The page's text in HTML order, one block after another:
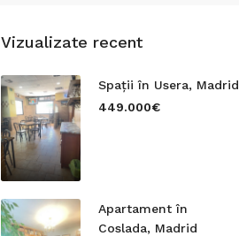
Vizualizate recent
Spații în Usera, Madrid
449.000€
Apartament în
Coslada, Madrid